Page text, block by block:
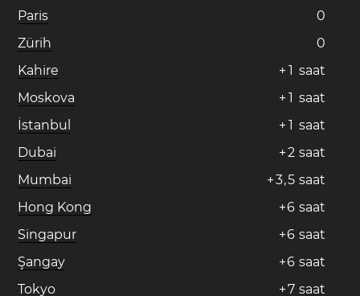
Paris
0
Zürih
0
Kahire
+ 1 saat
Moskova
+ 1 saat
İstanbul
+ 1 saat
Dubai
+2 saat
Mumbai
+3,5 saat
Hong Kong
+6 saat
Singapur
+6 saat
Şangay
+6 saat
Tokyo
+7 saat